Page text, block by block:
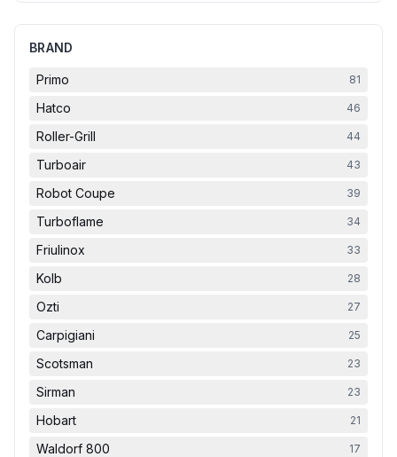
BRAND
Primo 81
Hatco 46
Roller-Grill 44
Turboair 43
Robot Coupe 39
Turboflame 34
Friulinox 33
Kolb 28
Ozti 27
Carpigiani 25
Scotsman 23
Sirman 23
Hobart 21
Waldorf 800 17